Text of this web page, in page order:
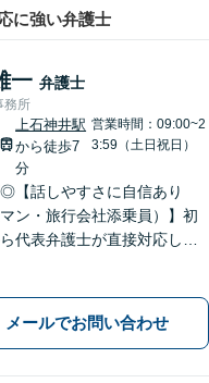
に強い弁護士
一 弁護士
務所
上石神井駅
から徒歩7
分
営業時間：09:00~2
3:59（土日祝日）
【話しやすさに自信あり
マン・旅行会社添乗員）】初
代表弁護士が直接対応し、
をご案内し、無駄なやりとり
ただくことが無いように配慮
メールでお問い合わせ